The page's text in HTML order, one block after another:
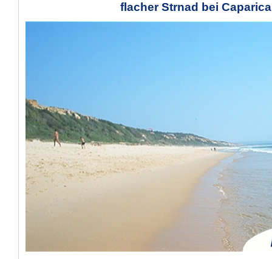
flacher Strnad bei Caparica